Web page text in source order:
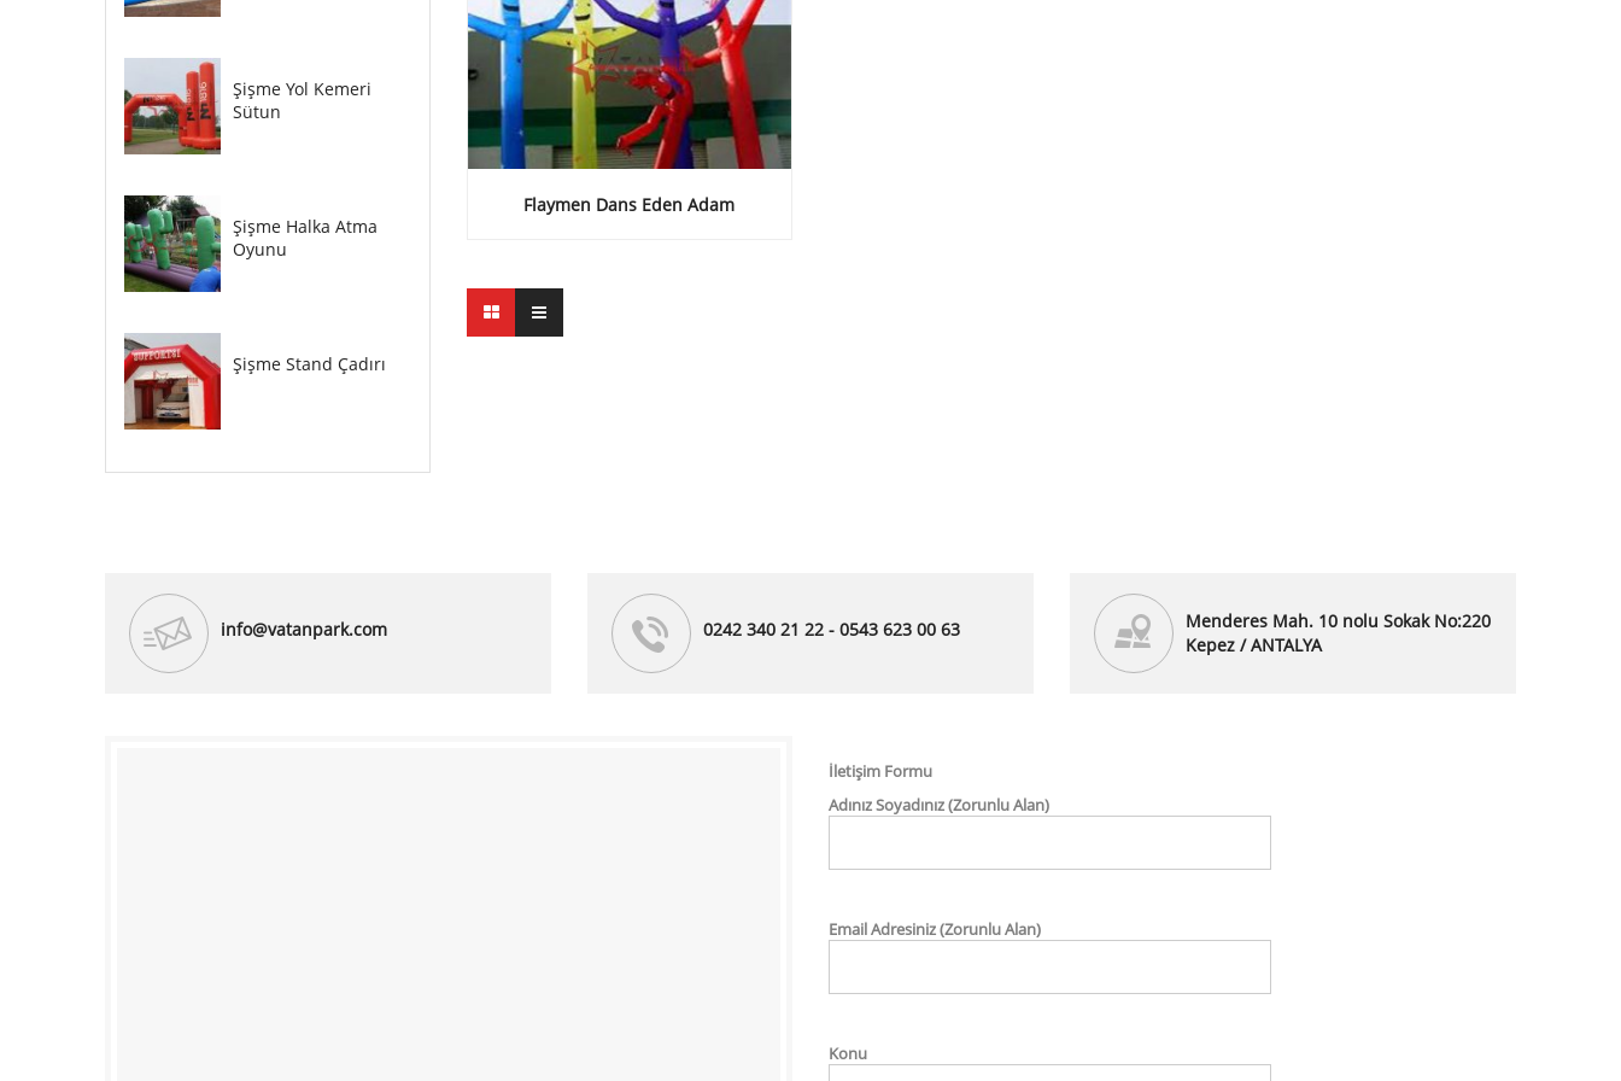
Şişme Yol Kemeri
Sütun
Şişme Halka Atma
Oyunu
Şişme Stand Çadırı
Flaymen Dans Eden Adam
info@vatanpark.com 0242 340 21 22 - 0543 623 00 63
Menderes Mah. 10 nolu Sokak No:220
Kepez / ANTALYA
İletişim Formu
Adınız Soyadınız (Zorunlu Alan)
Email Adresiniz (Zorunlu Alan)
Konu